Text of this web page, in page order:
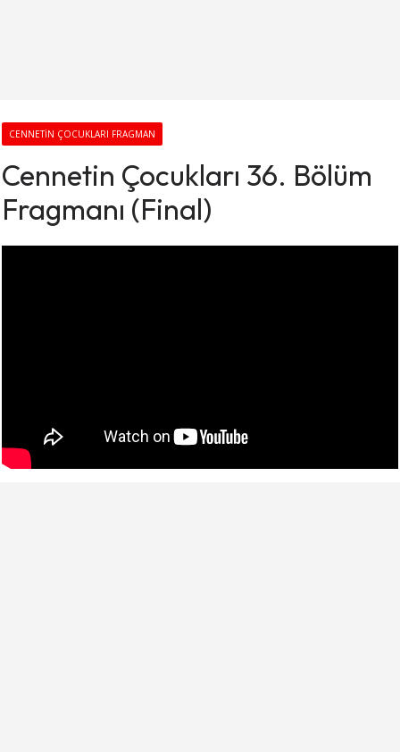
CENNETIN ÇOCUKLARI FRAGMAN
Cennetin Çocukları 36. Bölüm
Fragmanı (Final)